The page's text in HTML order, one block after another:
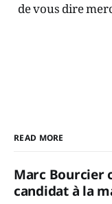
de vous dire
READ MORE
Marc Bourcier
candidat à la